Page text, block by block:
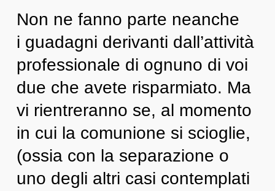
Non ne fanno parte neanche
i guadagni derivanti dall’attività
professionale di ognuno di voi
due che avete risparmiato. Ma
vi rientreranno se, al momento
in cui la comunione si scioglie,
(ossia con la separazione o
uno degli altri casi contemplati